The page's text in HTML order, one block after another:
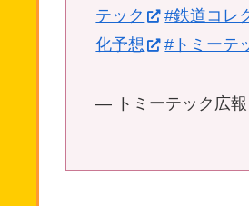
テック
#鉄道コレ
化予想
#トミーテ
— トミーテック広報